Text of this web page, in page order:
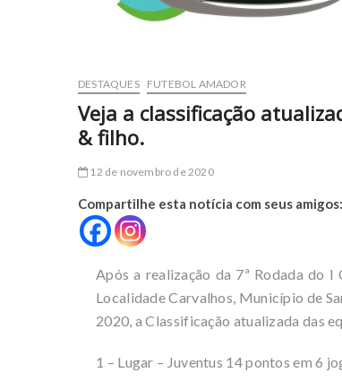
DESTAQUES FUTEBOL AMADOR
Veja a classificação
& filho.
12 de novembro de 2020
Compartilhe esta notícia com seus amigos:
Após a realização da 7ª Rodada do
Localidade Carvalhos, Município de
2020, a Classificação atualizada das
1 – Lugar – Juventus 14 pontos em 6